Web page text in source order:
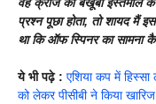
प्रश्न पूछा होता, तो शायद मैं
था कि ऑफ स्पिनर का सामना
ये भी पढ़े : एशिया कप में
को लेकर पीसीबी ने किया खारिज